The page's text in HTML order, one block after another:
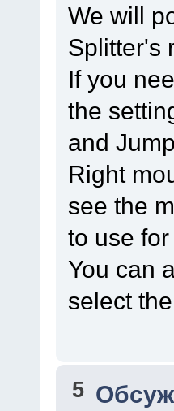
We will
Splitter's
If you
the
and
Right
see the
to use
You can
select
5